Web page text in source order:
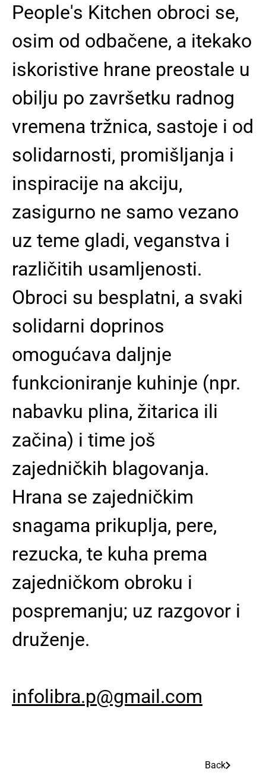
People's Kitchen obroci se,
osim od odbačene, a itekako
iskoristive hrane preostale u
obilju po završetku radnog
vremena tržnica, sastoje i od
solidarnosti, promišljanja i
inspiracije na akciju,
zasigurno ne samo vezano
uz teme gladi, veganstva i
različitih usamljenosti.
Obroci su besplatni, a svaki
solidarni doprinos
omogućava daljnje
funkcioniranje kuhinje (npr.
nabavku plina, žitarica ili
začina) i time još
zajedničkih blagovanja.
Hrana se zajedničkim
snagama prikuplja, pere,
rezucka, te kuha prema
zajedničkom obroku i
pospremanju; uz razgovor i
druženje.
infolibra.p@gmail.com
Back